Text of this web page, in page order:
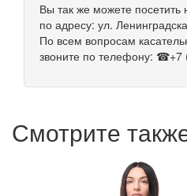
Вы так же можете посетить
по адресу: ул.
По всем вопросам
звоните по телефону: ☎+7
Смотрите